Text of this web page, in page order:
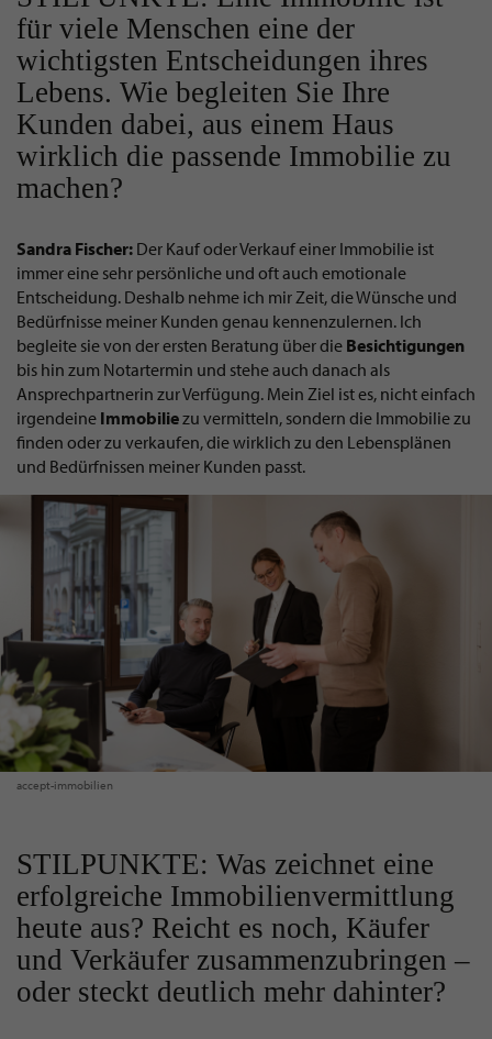
für viele Menschen eine der
wichtigsten Entscheidungen ihres
Lebens. Wie begleiten Sie Ihre
Kunden dabei, aus einem Haus
wirklich die passende Immobilie zu
machen?
Sandra Fischer: Der Kauf oder Verkauf einer Immobilie ist
immer eine sehr persönliche und oft auch emotionale
Entscheidung. Deshalb nehme ich mir Zeit, die Wünsche und
Bedürfnisse meiner Kunden genau kennenzulernen. Ich
begleite sie von der ersten Beratung über die Besichtigungen
bis hin zum Notartermin und stehe auch danach als
Ansprechpartnerin zur Verfügung. Mein Ziel ist es, nicht einfach
irgendeine Immobiliezu vermitteln, sondern die Immobilie zu
finden oder zu verkaufen, die wirklich zu den Lebensplänen
und Bedürfnissen meiner Kunden passt.
accept-immobilien
STILPUNKTE: Was zeichnet eine
erfolgreiche Immobilienvermittlung
heute aus? Reicht es noch, Käufer
und Verkäufer zusammenzubringen –
oder steckt deutlich mehr dahinter?